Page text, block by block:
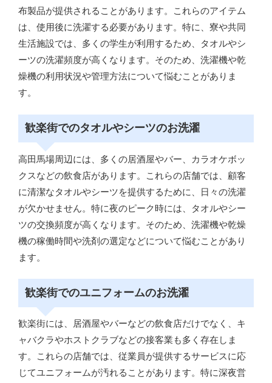
布製品が提供されることがあります。これらのアイテム
は、使用後に洗濯する必要があります。特に、寮や共同
生活施設では、多くの学生が利用するため、タオルやシ
ーツの洗濯頻度が高くなります。そのため、洗濯機や乾
燥機の利用状況や管理方法について悩むことがありま
す。
歓楽街でのタオルやシーツのお洗濯
高田馬場周辺には、多くの居酒屋やバー、カラオケボッ
クスなどの飲食店があります。これらの店舗では、顧客
に清潔なタオルやシーツを提供するために、日々の洗濯
が欠かせません。特に夜のピーク時には、タオルやシー
ツの交換頻度が高くなります。そのため、洗濯機や乾燥
機の稼働時間や洗剤の選定などについて悩むことがあり
ます。
歓楽街でのユニフォームのお洗濯
歓楽街には、居酒屋やバーなどの飲食店だけでなく、キ
ャバクラやホストクラブなどの接客業も多く存在しま
す。これらの店舗では、従業員が提供するサービスに応
じてユニフォームが汚れることがあります。特に深夜営